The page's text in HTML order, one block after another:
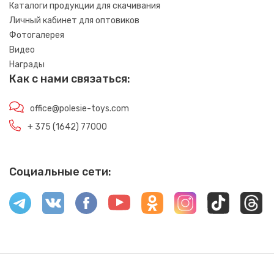
Каталоги продукции для скачивания
Личный кабинет для оптовиков
Фотогалерея
Видео
Награды
Как с нами связаться:
office@polesie-toys.com
+ 375 (1642) 77000
Социальные сети: